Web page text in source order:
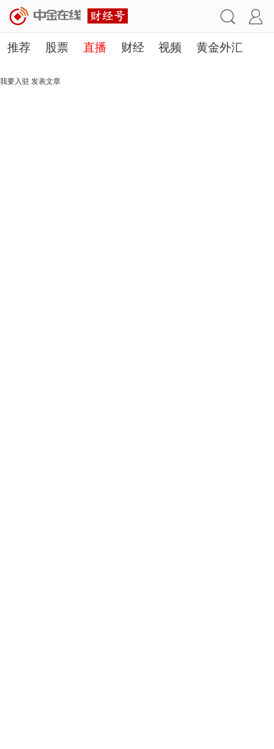
推荐 股票 直播 财经 视频 黄金外汇
理财 行业
我要入驻 发表文章